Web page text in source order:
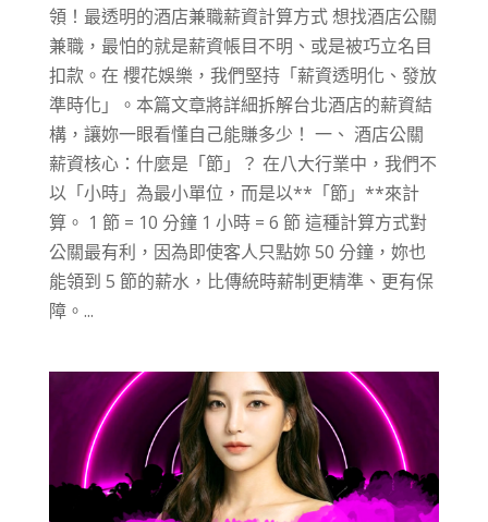
領！最透明的酒店兼職薪資計算方式 想找酒店公關
兼職，最怕的就是薪資帳目不明、或是被巧立名目
扣款。在 櫻花娛樂，我們堅持「薪資透明化、發放
準時化」。本篇文章將詳細拆解台北酒店的薪資結
構，讓妳一眼看懂自己能賺多少！ 一、 酒店公關
薪資核心：什麼是「節」？ 在八大行業中，我們不
以「小時」為最小單位，而是以**「節」**來計
算。 1 節 = 10 分鐘 1 小時 = 6 節 這種計算方式對
公關最有利，因為即使客人只點妳 50 分鐘，妳也
能領到 5 節的薪水，比傳統時薪制更精準、更有保
障。...